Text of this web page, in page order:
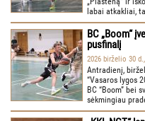
labai atkakliai,
BC „Boom“
pusfinalį
2026 birželio 30
Antradienį,
“Vasaros lygos
BC “Boom” bei
sėkmingiau